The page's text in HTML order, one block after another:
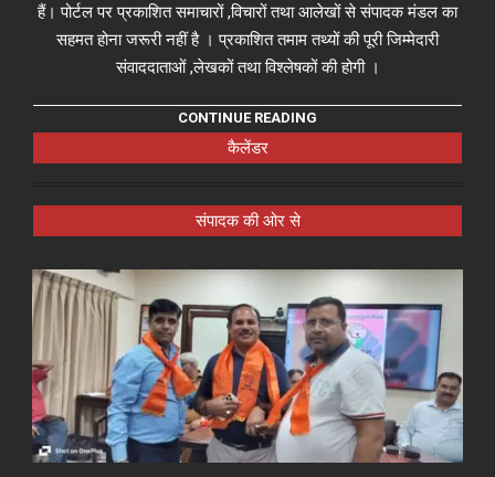
हैं। पोर्टल पर प्रकाशित समाचारों ,विचारों तथा आलेखों से संपादक मंडल का
सहमत होना जरूरी नहीं है । प्रकाशित तमाम तथ्यों की पूरी जिम्मेदारी
संवाददाताओं ,लेखकों तथा विश्लेषकों की होगी ।
CONTINUE READING
कैलेंडर
संपादक की ओर से